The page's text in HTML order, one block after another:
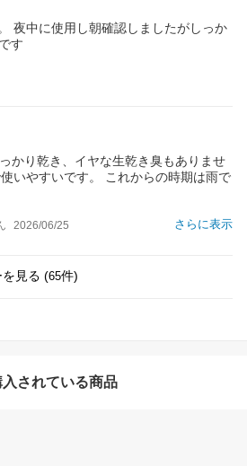
夜中に使用し朝確認しましたがしっか
す
かり乾き、イヤな生乾き臭もありませ
いやすいです。 これからの時期は雨で
さらに表示
2026/06/25
見る (65件)
されている商品